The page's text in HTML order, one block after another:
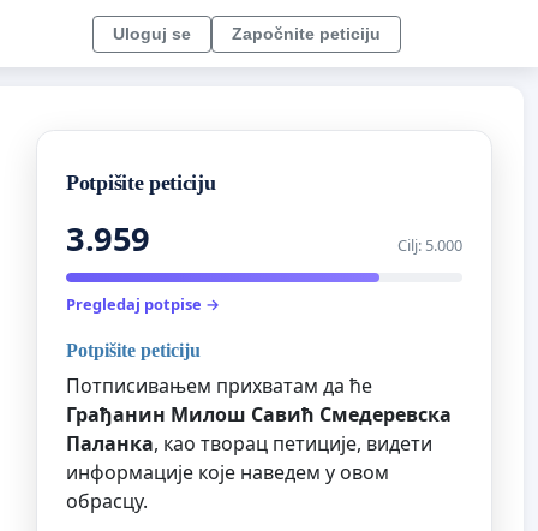
Uloguj se Započnite peticiju
Potpišite peticiju
3.959 Cilj: 5.000
Pregledaj potpise →
Potpišite peticiju
Потписивањем прихватам да ће
Грађанин Милош Савић Смедеревска
Паланка, као творац петиције, видети
информације које наведем у овом
обрасцу.